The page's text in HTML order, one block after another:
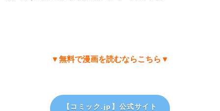
▼無料で漫画を読むならこちら▼
【コミック.jp 】公式サイト